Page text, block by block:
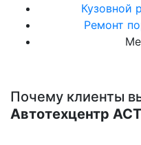
Кузовной
Ремонт
Почему клиенты
Автотехцентр